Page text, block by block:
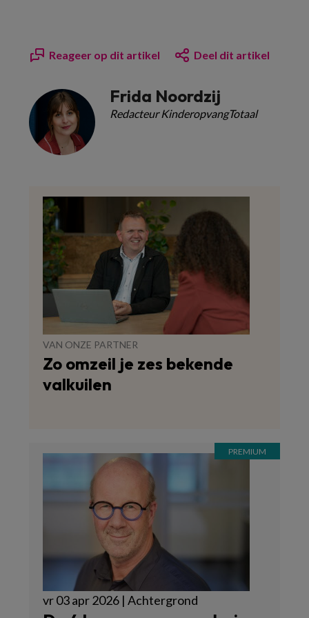
Reageer op dit artikel Deel dit artikel
Frida Noordzij
Redacteur KinderopvangTotaal
VAN ONZE PARTNER
Zo omzeil je zes bekende
valkuilen
vr 03 apr 2026 | Achtergrond